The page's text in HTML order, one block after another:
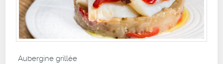
Aubergine grillée